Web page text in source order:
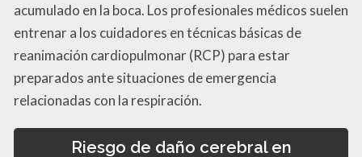
acumulado en la boca. Los profesionales médicos suelen
entrenar a los cuidadores en técnicas básicas de
reanimación cardiopulmonar (RCP) para estar
preparados ante situaciones de emergencia
relacionadas con la respiración.
Riesgo de daño cerebral en